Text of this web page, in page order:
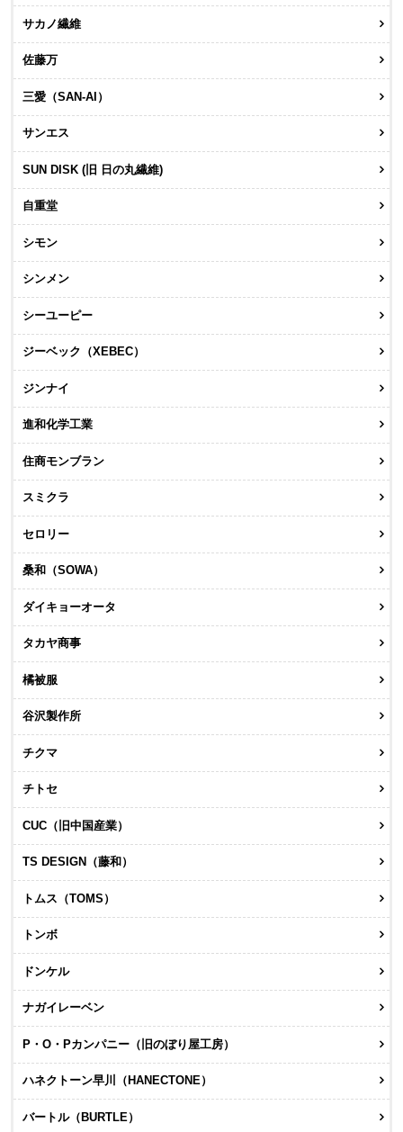
サカノ繊維
佐藤万
三愛（SAN-AI）
サンエス
SUN DISK (旧 日の丸繊維)
自重堂
シモン
シンメン
シーユーピー
ジーベック（XEBEC）
ジンナイ
進和化学工業
住商モンブラン
スミクラ
セロリー
桑和（SOWA）
ダイキョーオータ
タカヤ商事
橘被服
谷沢製作所
チクマ
チトセ
CUC（旧中国産業）
TS DESIGN（藤和）
トムス（TOMS）
トンボ
ドンケル
ナガイレーベン
P・O・Pカンパニー（旧のぼり屋工房）
ハネクトーン早川（HANECTONE）
バートル（BURTLE）